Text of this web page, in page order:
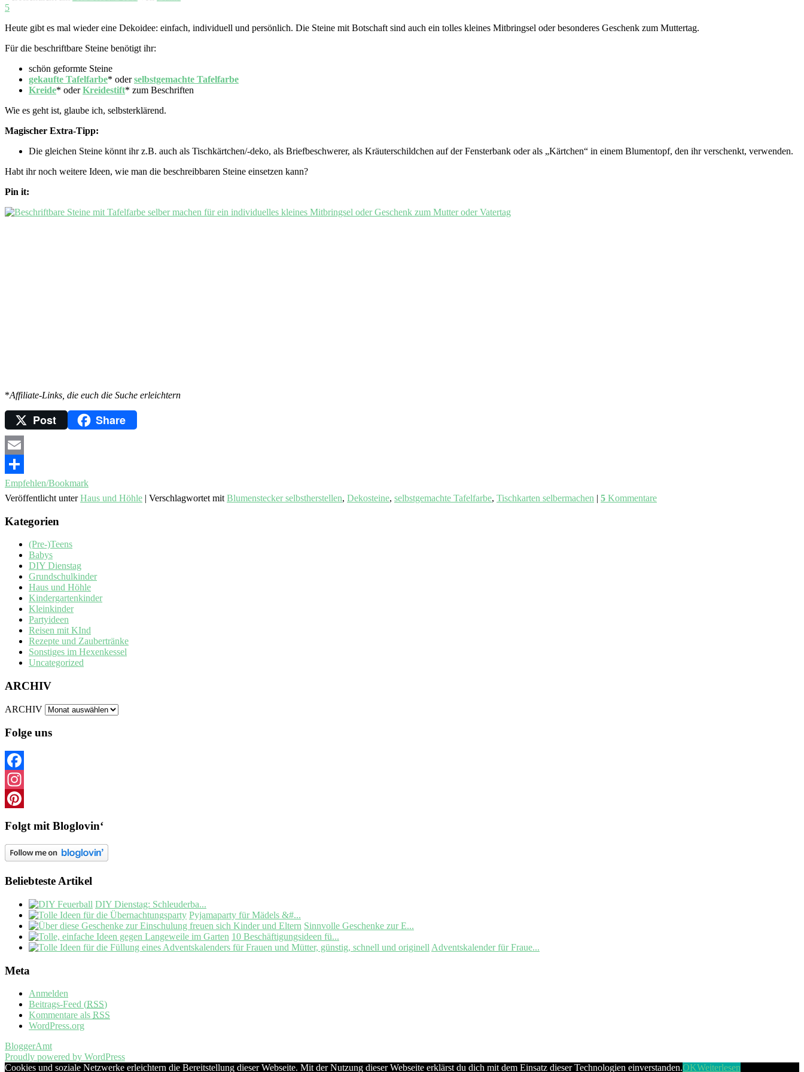
5
Heute gibt es mal wieder eine Dekoidee: einfach, individuell und persönlich. Die Steine mit Botschaft sind auch ein tolles kleines Mitbringsel oder besonderes Geschenk zum Muttertag.
Für die beschriftbare Steine benötigt ihr:
schön geformte Steine
gekaufte Tafelfarbe* oderselbstgemachte Tafelfarbe
Kreide* oderKreidestift* zum Beschriften
Wie es geht ist, glaube ich, selbsterklärend.
Magischer Extra-Tipp:
Die gleichen Steine könnt ihr z.B. auch als Tischkärtchen/-deko, als Briefbeschwerer, als Kräuterschildchen auf der Fensterbank oder als „Kärtchen“ in einem Blumentopf, den ihr verschenkt, verwenden.
Habt ihr noch weitere Ideen, wie man die beschreibbaren Steine einsetzen kann?
Pin it:
*Affiliate-Links, die euch die Suche erleichtern
Post Share
Email
Empfehlen/Bookmark
Veröffentlicht unter Haus und Höhle | Verschlagwortet mit Blumenstecker selbstherstellen, Dekosteine, selbstgemachte Tafelfarbe, Tischkarten selbermachen | 5 Kommentare
Kategorien
(Pre-)Teens
Babys
DIY Dienstag
Grundschulkinder
Haus und Höhle
Kindergartenkinder
Kleinkinder
Partyideen
Reisen mit KInd
Rezepte und Zaubertränke
Sonstiges im Hexenkessel
Uncategorized
ARCHIV
ARCHIV
Folge uns
Facebook
Instagram
Folgt mit Bloglovin‘
Beliebteste Artikel
DIY Dienstag: Schleuderba...
Pyjamaparty für Mädels &#...
Sinnvolle Geschenke zur E...
10 Beschäftigungsideen fü...
Adventskalender für Fraue...
Meta
Anmelden
Beitrags-Feed (RSS)
Kommentare als RSS
WordPress.org
BloggerAmt
Proudly powered by WordPress
Cookies und soziale Netzwerke erleichtern die Bereitstellung dieser Webseite. Mit der Nutzung dieser Webseite erklärst du dich mit dem Einsatz dieser Technologien einverstanden.OKWeiterlesen